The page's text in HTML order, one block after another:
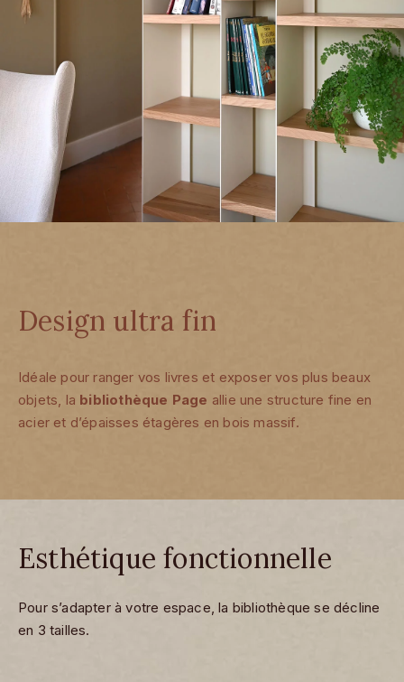
Design ultra fin
Idéale pour ranger vos livres et exposer vos plus beaux
objets, la bibliothèque Page allie une structure fine en
acier et d’épaisses étagères en bois massif.
Esthétique fonctionnelle
Pour s’adapter à votre espace, la bibliothèque se décline
en 3 tailles.